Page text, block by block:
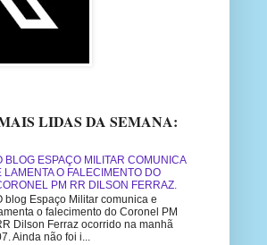
LIDAS DA SEMANA:
BLOG ESPAÇO MILITAR COMUNICA
LAMENTA O FALECIMENTO DO
PM RR DILSON FERRAZ.
blog Espaço Militar comunica e
o falecimento do Coronel PM
Dilson Ferraz ocorrido na manhã
Ainda não foi i...